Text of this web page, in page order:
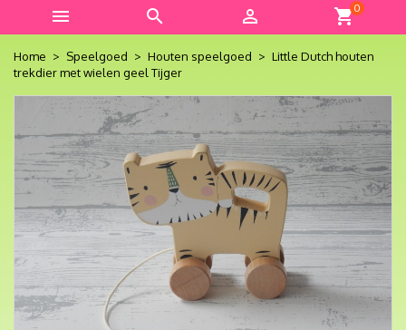
   shopping_cart0
Home Speelgoed Houten speelgoed
Little Dutch houten
trekdier met wielen geel Tijger